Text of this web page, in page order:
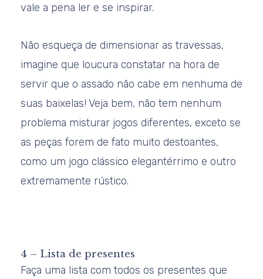
vale a pena ler e se inspirar.
Não esqueça de dimensionar as travessas,
imagine que loucura constatar na hora de
servir que o assado não cabe em nenhuma de
suas baixelas! Veja bem, não tem nenhum
problema misturar jogos diferentes, exceto se
as peças forem de fato muito destoantes,
como um jogo clássico elegantérrimo e outro
extremamente rústico.
4 – Lista de presentes
Faça uma lista com todos os presentes que